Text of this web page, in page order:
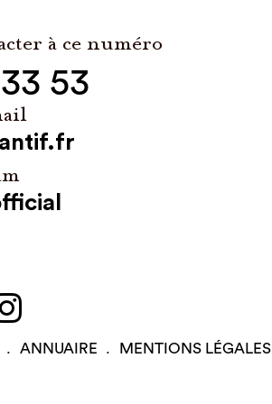
à ce numéro
53
ANNUAIRE MENTIONS LÉGALES